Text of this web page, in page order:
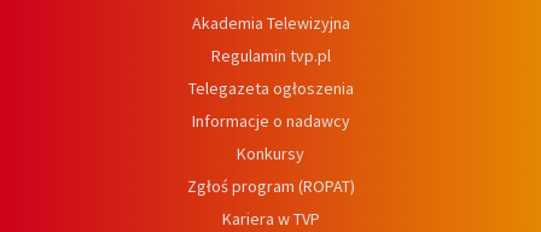
Akademia Telewizyjna
Regulamin tvp.pl
Telegazeta ogłoszenia
Informacje o nadawcy
Konkursy
Zgłoś program (ROPAT)
Kariera w TVP